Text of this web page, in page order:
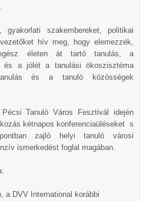
szakembereket, politikai
hív meg, hogy elemezzék,
életen át tartó tanulás, a
és a jólét a tanulási ökoszisztéma
és a tanuló közösségek
Tanuló Város Fesztivál idején
kétnapos konferenciaüléseket s
zajló helyi tanuló városi
ismerkedést foglal magában.
a DVV International korábbi